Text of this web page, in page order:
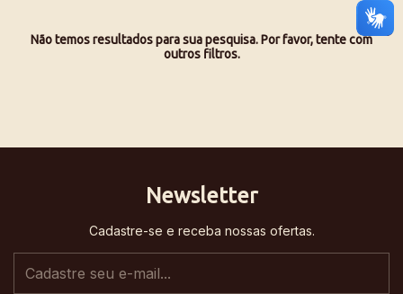
Não temos resultados para sua pesquisa. Por favor, tente com
outros filtros.
Newsletter
Cadastre-se e receba nossas ofertas.